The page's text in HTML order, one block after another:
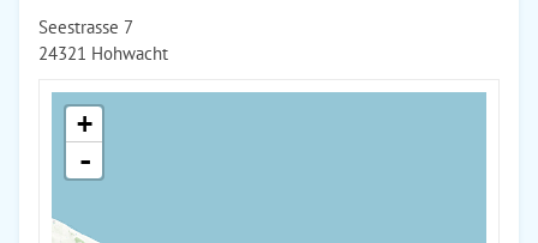
Seestrasse 7
24321 Hohwacht
+
-